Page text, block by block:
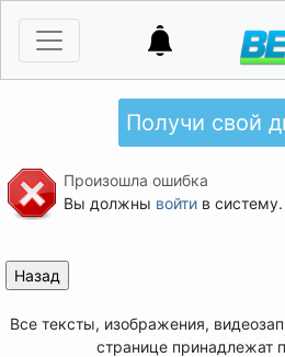
Получи свой
Произошла ошибка
Вы должны войтив систему.
Все тексты, изображения,
странице принадлежат